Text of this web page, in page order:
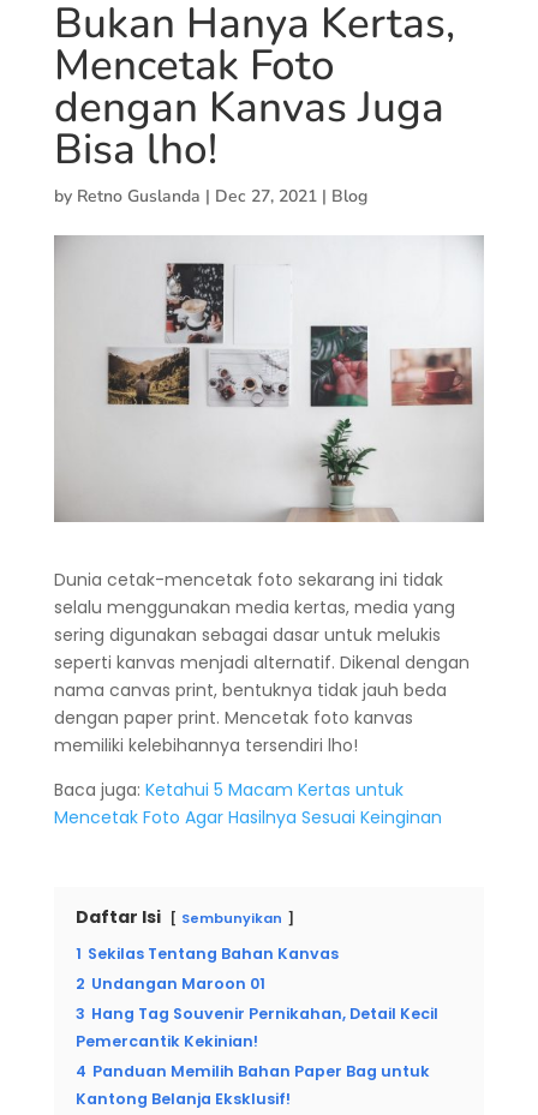
Bukan Hanya Kertas,
Mencetak Foto
dengan Kanvas Juga
Bisa lho!
by Retno Guslanda | Dec 27, 2021| Blog
Dunia cetak-mencetak foto sekarang ini tidak
selalu menggunakan media kertas, media yang
sering digunakan sebagai dasar untuk melukis
seperti kanvas menjadi alternatif. Dikenal dengan
nama canvas print, bentuknya tidak jauh beda
dengan paper print. Mencetak foto kanvas
memiliki kelebihannya tersendiri lho!
Baca juga: Ketahui 5 Macam Kertas untuk
Mencetak Foto Agar Hasilnya Sesuai Keinginan
Daftar Isi Sembunyikan
1 Sekilas Tentang Bahan Kanvas
2 Undangan Maroon 01
3 Hang Tag Souvenir Pernikahan, Detail Kecil
Pemercantik Kekinian!
4 Panduan Memilih Bahan Paper Bag untuk
Kantong Belanja Eksklusif!